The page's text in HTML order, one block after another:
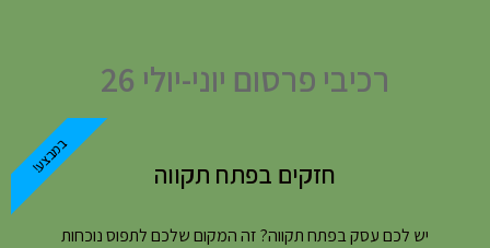
רכיבי פרסום יוני-יולי 26
חזקים בפתח תקווה
יש לכם עסק בפתח תקווה? זה המקום שלכם לתפוס נוכחות
במבצע!